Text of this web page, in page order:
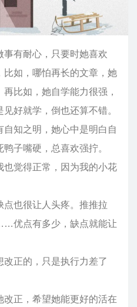
有耐心，只要时她喜欢
如，哪怕再长的文章，她
比如，她自学能力很强，
好就学，倒也还算不错。
知之明，她心中是明白自
子嘴硬，总喜欢强拧。
觉得正常，因为我的小花
也很让人头疼。推推拉
优点有多少，缺点就能让
正的，只是执行力差了
正，希望她能更好的活在